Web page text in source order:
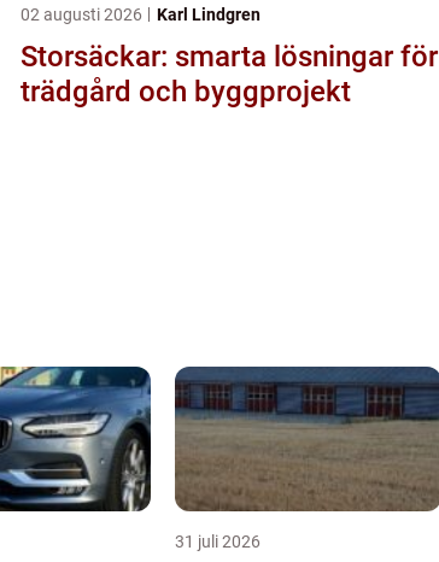
02 augusti 2026 Karl Lindgren
Storsäckar: smarta lösningar för
trädgård och byggprojekt
31 juli 2026